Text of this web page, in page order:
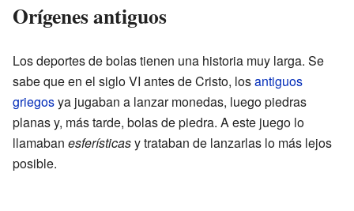
Orígenes antiguos
Los deportes de bolas tienen una historia muy larga. Se
sabe que en el siglo VI antes de Cristo, losantiguos
griegosya jugaban a lanzar monedas, luego piedras
planas y, más tarde, bolas de piedra. A este juego lo
llamaban esferísticasy trataban de lanzarlas lo más lejos
posible.